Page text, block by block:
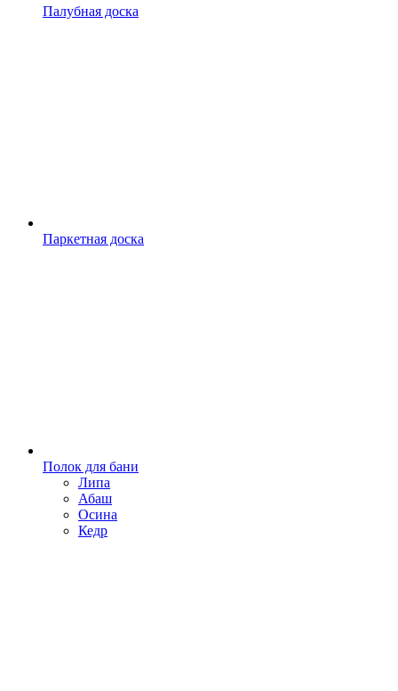
Палубная доска
Паркетная доска
Полок для бани
Липа
Абаш
Осина
Кедр